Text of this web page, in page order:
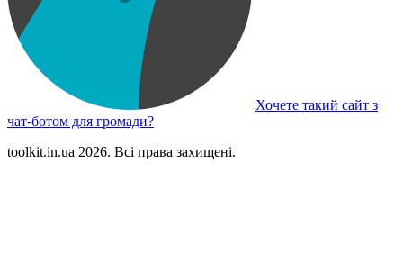
Хочете такий сайт з
чат-ботом для громади?
toolkit.in.ua 2026. Всі права захищені.